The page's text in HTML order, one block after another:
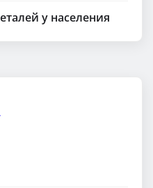
у населения